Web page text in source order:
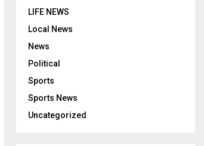
LIFE NEWS
Local News
News
Political
Sports
Sports News
Uncategorized